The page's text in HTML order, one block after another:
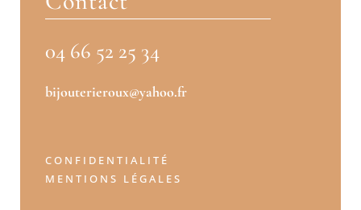
04 66 52 25 34
bijouterieroux@yahoo.fr
CONFIDENTIALITÉ
MENTIONS LÉGALES